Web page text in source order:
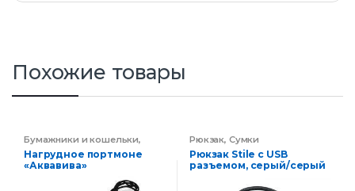
Похожие товары
Бумажники и кошельки,
Сумки
Нагрудное портмоне
«Аквавива»
Рюкзак, Сумки
Рюкзак Stile c USB
разъемом, серый/серый